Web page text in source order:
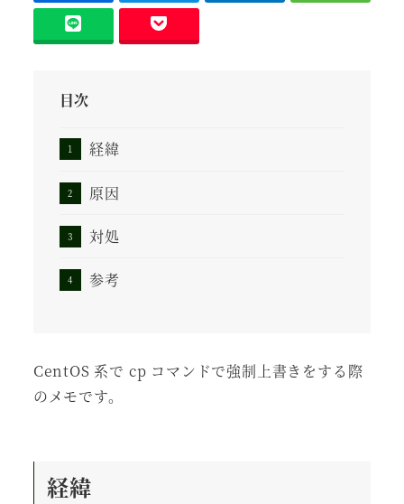
目次
経緯
原因
対処
参考
CentOS 系で cp コマンドで強制上書きをする際
のメモです。
経緯